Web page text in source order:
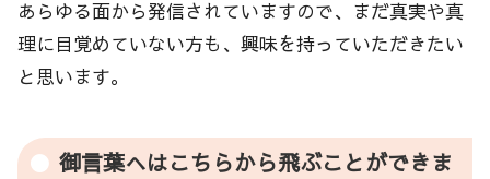
あらゆる面から発信されていますので、まだ真実や真
理に目覚めていない方も、興味を持っていただきたい
と思います。
御言葉へはこちらから飛ぶことができま